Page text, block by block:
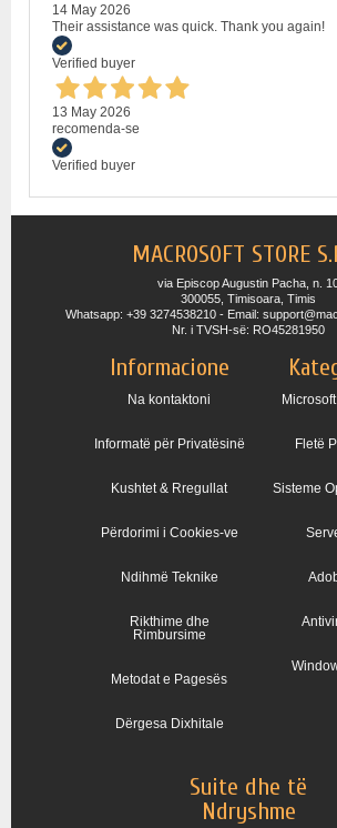
14 May 2026
Their assistance was quick. Thank you again!
Verified buyer
13 May 2026
recomenda-se
Verified buyer
MACROSOFT STORE
via Episcop Augustin Pacha, n.
300055, Timisoara, Timis
Whatsapp: +39 3274538210 - Email:
Nr. i TVSH-së: RO45281950
Informacione
Na kontaktoni
Informatë për Privatësinë
Kushtet & Rregullat
Përdorimi i Cookies-ve
Ndihmë Teknike
Rikthime dhe
Rimbursime
Metodat e Pagesës
Dërgesa Dixhitale
Fletë
Sisteme
Suite dhe të
Ndryshme